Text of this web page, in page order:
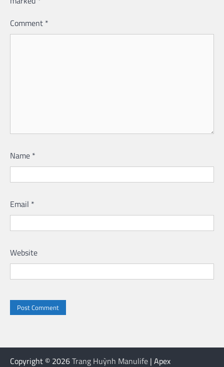
Comment *
Name *
Email *
Website
Copyright © 2026Trang Huỳnh Manulife | Apex